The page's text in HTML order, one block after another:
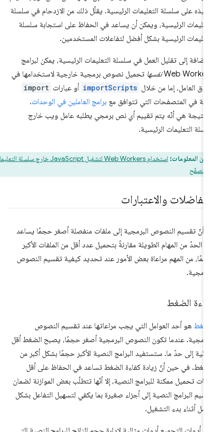
على سلسلة التعليمات الرئيسية. يقلّل ذلك من الازدحام في سلسلة
الرئيسية، ويمكن أن يساعد في الحفاظ على استجابة سلسلة
الرئيسية بشكل أفضل لتفاعلات المستخدمين.
إلى تقليل العمل في سلسلة التعليمات الرئيسية، يمكن لبرامج
Web نفسهاتحميل نصوص برمجية خارجية لاستخدامها في
العامل، إما من خلال importScripts أو عبارات import
في المتصفحات التي تتوافق مع برامج العاملين في الوحدات.
هي أنّه يتم تقييم أي نص برمجي يطلبه عامل ويب خارج
التعليمات الرئيسية.
من المعلومات:
استخدام Web Workers لتشغيل JavaScript خارج سلسلة التعليمات
والاعتبارات
أنّ تقسيم النصوص البرمجية إلى ملفات منفصلة أصغر حجمًا يساعد
الحدّ من المهام الطويلة مقارنةً بتحميل عدد أقل من الملفات الأكبر
من المهم مراعاة بعض الأمور عند تحديد كيفية تقسيم النصوص
الضغط
هو أحد العوامل التي يجب مراعاتها عند تقسيم النصوص
عندما تكون النصوص البرمجية أصغر حجمًا، يصبح الضغط أقل
إلى حدّ ما. ستستفيد البرامج النصية الأكبر حجمًا بشكل أكبر من
في حين أنّ زيادة كفاءة الضغط تساعد في الحفاظ على أقل
تحميل ممكنة للبرامج النصية، إلا أنّها تتطلّب بعض الموازنة لضمان
البرامج النصية إلى أجزاء صغيرة بما يكفي لتسهيل التفاعل بشكل
أثناء بدء التشغيل.